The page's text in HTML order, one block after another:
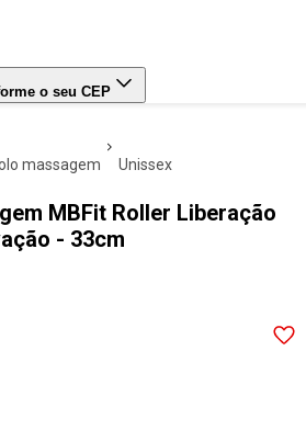
o seu CEP
massagem unissex
MBFit Roller Liberação
- 33cm